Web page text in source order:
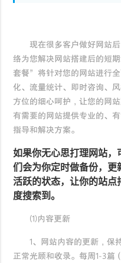
现在很多客户做好网站后
络为您解决网站搭建后的短
套餐”将针对您的网站进行
化、流量统计、即时咨询、
方位的细心呵护，让您的网
有需要的网站提供专业的、
指导和解决方案。
如果你无心思打理网站
们会为你定时做备份，
活跃的状态，让你的站
度搜索到。
(1)内容更新
1、网站内容的更新，保
正常光顾和收录。每周1-3篇